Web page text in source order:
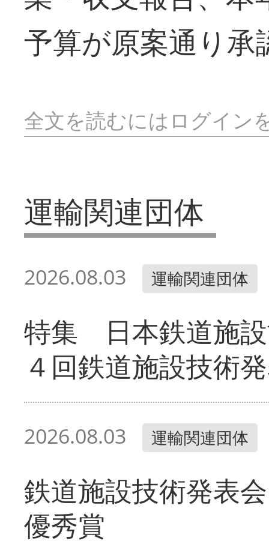
予算が原案通り承
全文を読むにはログイン
運輸関連団体
2026.08.03 運輸関連団体
特集 日本鉄道施
４回鉄道施設技術
2026.08.03 運輸関連団体
鉄道施設技術発表
優秀賞